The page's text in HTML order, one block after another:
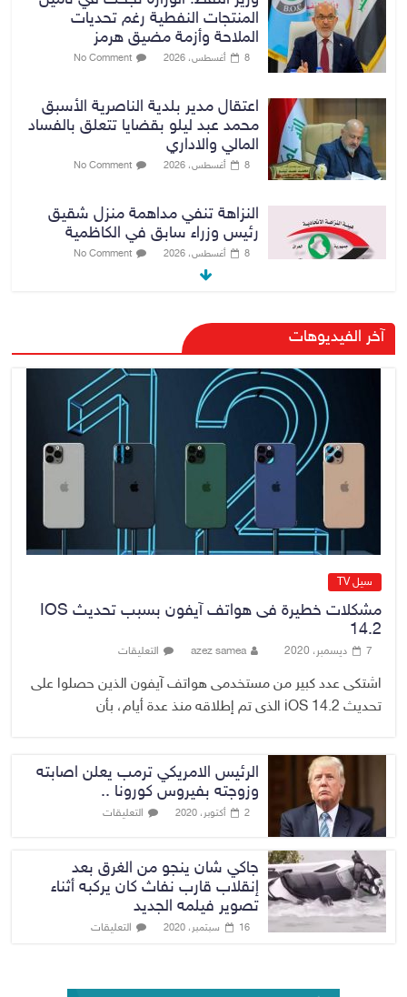
المنتجات النفطية رغم تحديات
الملاحة وأزمة مضيق هرمز
8 أغسطس، 2026 No Comment
اعتقال مدير بلدية الناصرية الأسبق
محمد عبد ليلو بقضايا تتعلق بالفساد
المالي والاداري
8 أغسطس، 2026 No Comment
النزاهة تنفي مداهمة منزل شقيق
رئيس وزراء سابق في الكاظمية
8 أغسطس، 2026 No Comment
رئيس حكومة إقليم كردستان مسرور
بارزاني ينفي ما يشاع عن وجود
عسكري أمريكي في بعض قواعد
الإقليم
8 أغسطس، 2026 No Comment
الدخيل يتابع ميدانياً سير العمل في
المشاريع الاستراتيجية بالموصل
ويشدد على ضرورة إنجازها
آخر الفيديوهات
سيل TV
مشكلات خطيرة فى هواتف آيفون بسبب تحديث IOS
14.2
7 ديسمبر، 2020 azez samea التعليقات
اشتكى عدد كبير من مستخدمى هواتف آيفون الذين حصلوا على
تحديث iOS 14.2 الذى تم إطلاقه منذ عدة أيام، بأن
الرئيس الامريكي ترمب يعلن اصابته
وزوجته بفيروس كورونا ..
2 أكتوبر، 2020 التعليقات
جاكي شان ينجو من الغرق بعد
إنقلاب قارب نفاث كان يركبه أثناء
تصوير فيلمه الجديد
16 سبتمبر، 2020 التعليقات